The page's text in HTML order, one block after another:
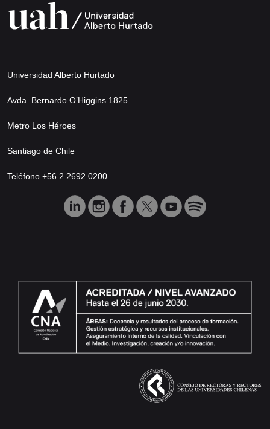
Universidad Alberto Hurtado
Avda. Bernardo O’Higgins 1825
Metro Los Héroes
Santiago de Chile
Teléfono +56 2 2692 0200